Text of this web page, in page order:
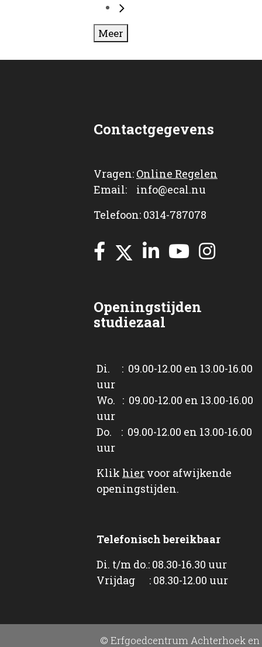
Meer
Contactgegevens
Vragen: Online Regelen
Email: info@ecal.nu
Telefoon: 0314-787078
Openingstijden
studiezaal
Di. : 09.00-12.00 en 13.00-16.00
uur
Wo. : 09.00-12.00 en 13.00-16.00
uur
Do. : 09.00-12.00 en 13.00-16.00
uur
Klik hier voor afwijkende
openingstijden.
Telefonisch bereikbaar
Di. t/m do.: 08.30-16.30 uur
Vrijdag : 08.30-12.00 uur
© Erfgoedcentrum Achterhoek en